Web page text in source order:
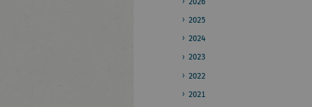
2025
2024
2023
2022
2021